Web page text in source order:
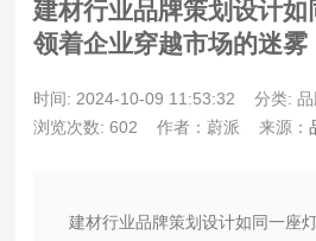
建材行业品牌策划设计如
领着企业穿越市场的迷雾
时间: 2024-10-09 11:53:32
分类:
浏览次数: 602
作者：蔚派 来源：
建材行业品牌策划设计如同一座